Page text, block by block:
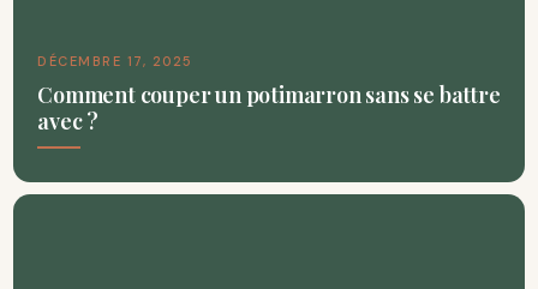
DÉCEMBRE 17, 2025
Comment couper un potimarron sans se battre
avec ?